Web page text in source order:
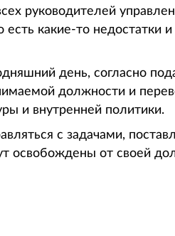
руководителей
есть какие-то недостатки
день, согласно
должности и
и внутренней политики.
с задачами,
освобождены от своей